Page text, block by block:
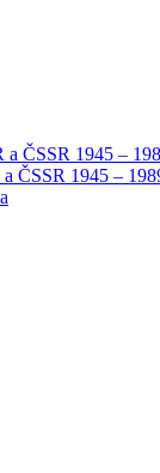
a ČSSR 1945 –
ČSSR 1945 –